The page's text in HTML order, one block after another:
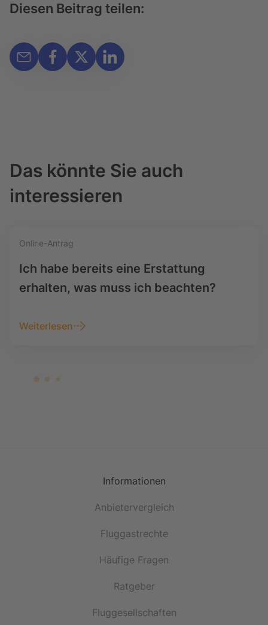
Diesen Beitrag teilen:
Das könnte Sie auch
interessieren
Online-Antrag
Ich habe bereits eine Erstattung
erhalten, was muss ich beachten?
Weiterlesen
Informationen
Anbietervergleich
Fluggastrechte
Häufige Fragen
Ratgeber
Fluggesellschaften